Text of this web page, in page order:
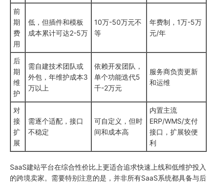
前
期
费
用
低，但插件和模板
成本累计可达2-5万
10万-50万元不
等
年费制，1万-5万
元/年
后
期
维
护
需自建技术团队或
外包，年维护成本3
万以上
依赖开发团队，
单个功能迭代5
千-2万元
服务商负责更新
和运维
对
接
扩
展
需逐个适配，接口
不稳定
可自定义，但时
间和成本高
内置主流
ERP/WMS/支付
接口，扩展较便
利
SaaS建站平台在综合性价比上更适合追求快速上线和低维护投入
的跨境卖家。需要特别注意的是，并非所有SaaS系统都具备与后